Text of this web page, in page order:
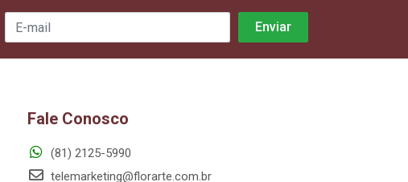
Fale Conosco
(81) 2125-5990
telemarketing@florarte.com.br